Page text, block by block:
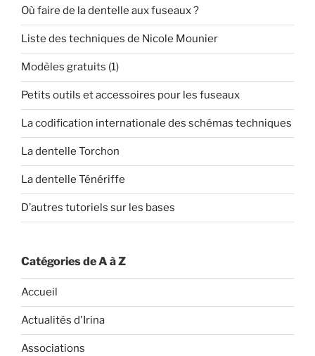
Où faire de la dentelle aux fuseaux ?
Liste des techniques de Nicole Mounier
Modèles gratuits (1)
Petits outils et accessoires pour les fuseaux
La codification internationale des schémas techniques
La dentelle Torchon
La dentelle Ténériffe
D’autres tutoriels sur les bases
Catégories de A à Z
Accueil
Actualités d'Irina
Associations